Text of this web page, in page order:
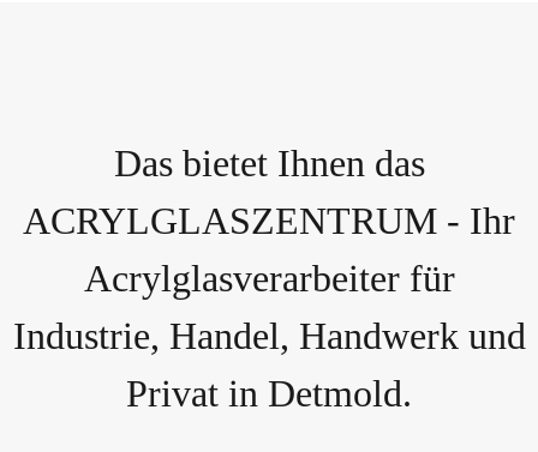
Das bietet Ihnen das
ACRYLGLASZENTRUM - Ihr
Acrylglasverarbeiter für
Industrie, Handel, Handwerk und
Privat in Detmold.